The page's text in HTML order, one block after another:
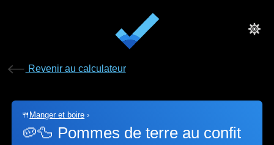
Revenir au calculateur
🍴 Manger et boire ›
🥔🦆 Pommes de terre au confit